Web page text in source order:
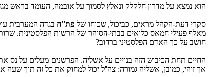
הוא נמצא על מדרון חלקלק ונאלץ לסמוך על אובמה, העומד בראש
סקרי דעת-הקהל מראים, כביכול, שכוחו של פת''ח בגדה המערבית
מאלף פעילי חמאס כלואים בבתי-הסוהר של הרשות הפלסטינית.
חושב על כך האדם הפלסטיני ברחוב?
החיים תחת הכיבוש הזה בנויים על אשליה. הפרשנים מעלים על
אך זוהי, כמובן, אשליה גמורה: צה''ל יכול למחוק את כל זה תוך שעה אחת, כפי שעשה ב-‏